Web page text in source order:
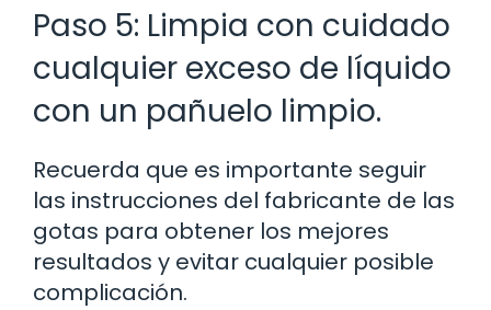
Paso 5: Limpia con cuidado
cualquier exceso de líquido
con un pañuelo limpio.
Recuerda que es importante seguir
las instrucciones del fabricante de las
gotas para obtener los mejores
resultados y evitar cualquier posible
complicación.